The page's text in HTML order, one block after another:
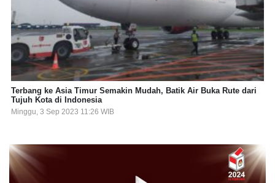
Terbang ke Asia Timur Semakin Mudah, Batik Air Buka Rute dari
Tujuh Kota di Indonesia
Minggu, 3 Sep 2023 11:26 WIB